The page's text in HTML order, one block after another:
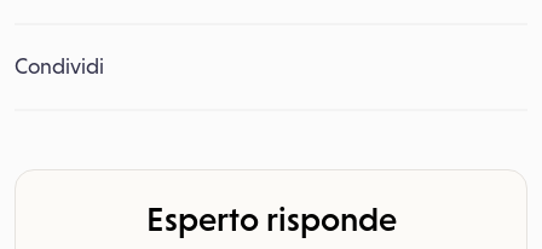
Condividi
Esperto risponde